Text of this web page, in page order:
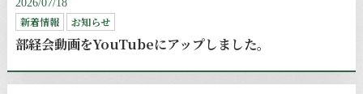
2026/07/18
新着情報 お知らせ
部経会動画をYouTubeにアップしました。